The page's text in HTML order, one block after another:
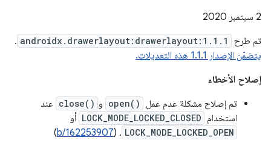
‫2 سبتمبر 2020
تم طرح
androidx.drawerlayout:drawerlayout:1.1.1
.
يتضمّن الإصدار 1.1.1 هذه التعديلات.
إصلاح الأخطاء
تم إصلاح مشكلة عدم عمل
open() و close() عند
استخدام LOCK_MODE_LOCKED_CLOSED أو
LOCK_MODE_LOCKED_OPEN
. (
b/162253907
)